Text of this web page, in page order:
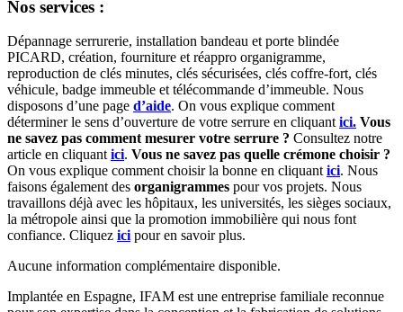
Nos services :
Dépannage serrurerie, installation bandeau et porte blindée
PICARD, création, fourniture et réappro organigramme,
reproduction de clés minutes, clés sécurisées, clés coffre-fort, clés
véhicule, badge immeuble et télécommande d’immeuble. Nous
disposons d’une page d’aide. On vous explique comment
déterminer le sens d’ouverture de votre serrure en cliquantici. Vous
ne savez pas comment mesurer votre serrure ? Consultez notre
article en cliquantici. Vous ne savez pas quelle crémone choisir ?
On vous explique comment choisir la bonne en cliquantici. Nous
faisons également des organigrammes pour vos projets. Nous
travaillons déjà avec les hôpitaux, les universités, les sièges sociaux,
la métropole ainsi que la promotion immobilière qui nous font
confiance. Cliquez icipour en savoir plus.
Aucune information complémentaire disponible.
Implantée en Espagne, IFAM est une entreprise familiale reconnue